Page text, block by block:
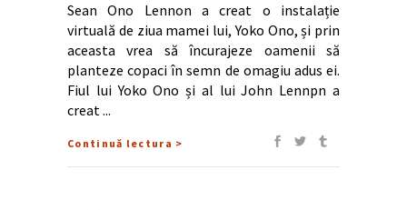
Sean Ono Lennon a creat o instalație
virtuală de ziua mamei lui, Yoko Ono, și prin
aceasta vrea să încurajeze oamenii să
planteze copaci în semn de omagiu adus ei.
Fiul lui Yoko Ono și al lui John Lennpn a
creat
Continuă lectura >